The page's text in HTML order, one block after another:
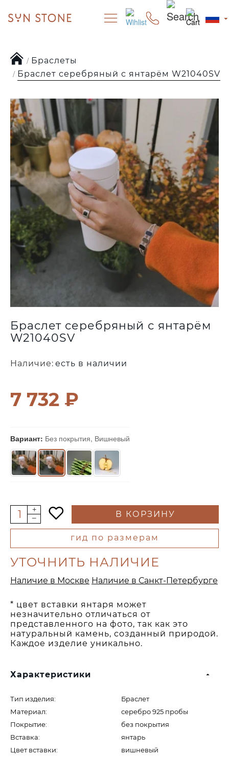
Браслеты
Браслет серебряный с янтарём W21040SV
Браслет серебряный с янтарём
W21040SV
7 732 ₽
Вариант: Без покрытия, Вишневый
Наличие: есть в наличии
В КОРЗИНУ
гид по размерам
* цвет вставки янтаря может
незначительно отличаться от
представленного на фото, так как это
натуральный камень, созданный природой.
Каждое изделие уникально.
Характеристики
Тип изделия:
Браслет
Материал:
серебро 925 пробы
Покрытие:
без покрытия
Вставка:
янтарь
Цвет вставки:
вишневый
УТОЧНИТЬ НАЛИЧИЕ
Наличие в Москве Наличие в Санкт-Петербурге